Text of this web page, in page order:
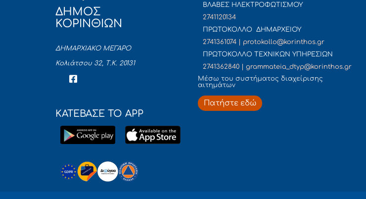
ΔΗΜΟΣ
ΚΟΡΙΝΘΙΩΝ
ΔΗΜΑΡΧΙΑΚΟ ΜΕΓΑΡΟ
Κολιάτσου 32, Τ.Κ. 20131
ΚΑΤΕΒΑΣΕ ΤΟ APP
ΒΛΑΒΕΣ ΗΛΕΚΤΡΟΦΩΤΙΣΜΟΥ
2741120134
ΠΡΩΤΟΚΟΛΛΟ ΔΗΜΑΡΧΕΙΟΥ
2741361074 | protokollo@korinthos.gr
ΠΡΩΤΟΚΟΛΛΟ ΤΕΧΝΙΚΩΝ ΥΠΗΡΕΣΙΩΝ
2741362840 | grammateia_dtyp@korinthos.gr
Mέσω του συστήματος διαχείρισης
αιτημάτων
Πατήστε εδώ